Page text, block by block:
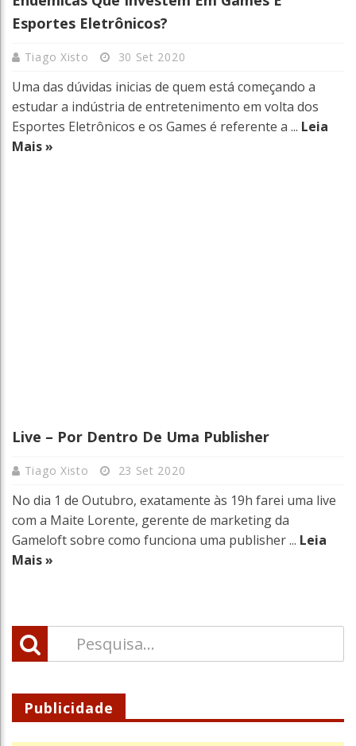
Esportes Eletrônicos?
Tiago Xisto 30 Set 2020
Uma das dúvidas inicias de quem está começando a
estudar a indústria de entretenimento em volta dos
Esportes Eletrônicos e os Games é referente a ... Leia
Mais »
Live – Por Dentro De Uma Publisher
Tiago Xisto 23 Set 2020
No dia 1 de Outubro, exatamente às 19h farei uma live
com a Maite Lorente, gerente de marketing da
Gameloft sobre como funciona uma publisher ... Leia
Mais »
Publicidade